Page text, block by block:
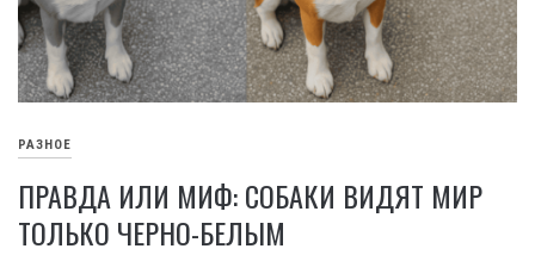
РАЗНОЕ
ПРАВДА ИЛИ МИФ: СОБАКИ ВИДЯТ МИР
ТОЛЬКО ЧЕРНО-БЕЛЫМ